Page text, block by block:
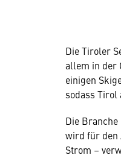
Die Tiroler
allem in der
einigen
sodass
Die
wird für den
Strom –